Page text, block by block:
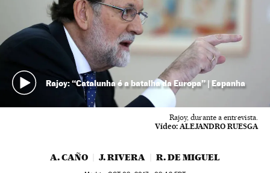
Rajoy: “Catalunha é a batalha da Europa” | Espanha
Rajoy, durante a entrevista.
Vídeo: ALEJANDRO RUESGA
A. CAÑO J. RIVERA R. DE MIGUEL